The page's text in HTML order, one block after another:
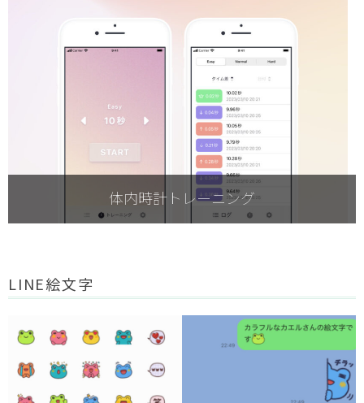
体内時計トレーニング
LINE絵文字